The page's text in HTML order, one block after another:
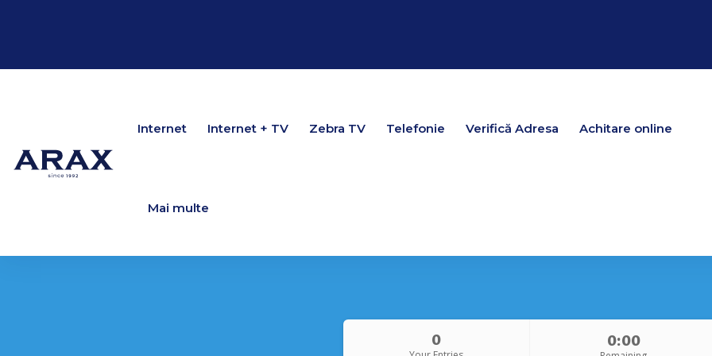
Internet Internet + TV Zebra TV Telefonie Verifică Adresa Achitare online
Mai multe
Internet Internet + TV Zebra TV Telefonie Verifică Adresa Achitare online
Mai multe